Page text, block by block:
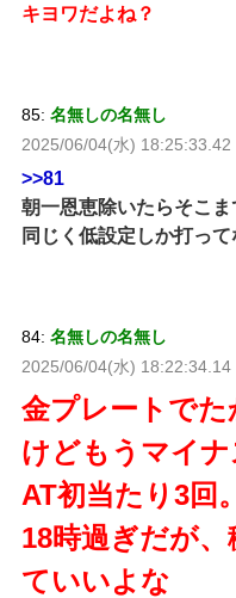
キヨワだよね？
85: 名無しの名無し
2025/06/04(水)
>>81
朝一恩恵除いたらそこま
同じく低設定しか打っ
84: 名無しの名無し
2025/06/04(水) 18:22:34.14
金プレートで
けどもうマイナ
AT初当たり3回
18時過ぎだが
ていいよな